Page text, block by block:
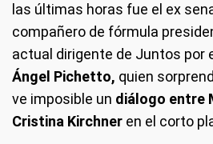
las últimas horas fue el ex
compañero de fórmula
actual dirigente de Juntos por
Ángel Pichetto, quien
ve imposible un diálogo entre
Cristina Kirchner en el corto